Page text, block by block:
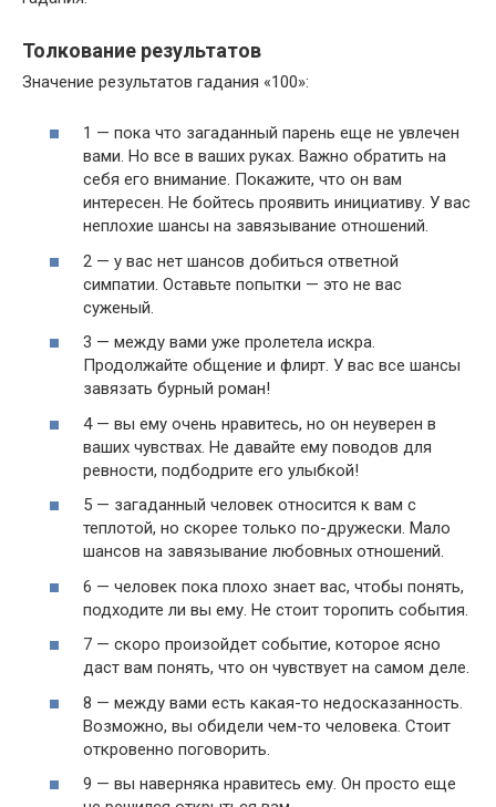
Толкование результатов
Значение результатов гадания «100»:
1 — пока что загаданный парень еще не увлечен
вами. Но все в ваших руках. Важно обратить на
себя его внимание. Покажите, что он вам
интересен. Не бойтесь проявить инициативу. У вас
неплохие шансы на завязывание отношений.
2 — у вас нет шансов добиться ответной
симпатии. Оставьте попытки — это не вас
суженый.
3 — между вами уже пролетела искра.
Продолжайте общение и флирт. У вас все шансы
завязать бурный роман!
4 — вы ему очень нравитесь, но он неуверен в
ваших чувствах. Не давайте ему поводов для
ревности, подбодрите его улыбкой!
5 — загаданный человек относится к вам с
теплотой, но скорее только по-дружески. Мало
шансов на завязывание любовных отношений.
6 — человек пока плохо знает вас, чтобы понять,
подходите ли вы ему. Не стоит торопить события.
7 — скоро произойдет событие, которое ясно
даст вам понять, что он чувствует на самом деле.
8 — между вами есть какая-то недосказанность.
Возможно, вы обидели чем-то человека. Стоит
откровенно поговорить.
9 — вы наверняка нравитесь ему. Он просто еще